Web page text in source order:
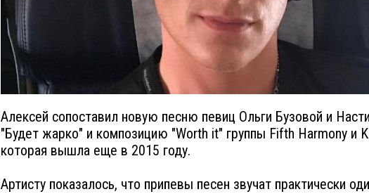
Алексей сопоставил новую песню певиц Ольги Бузовой и
"Будет жарко" и композицию "Worth it" группы Fifth Harmony и
которая вышла еще в 2015 году.
Артисту показалось, что припевы песен звучат практически